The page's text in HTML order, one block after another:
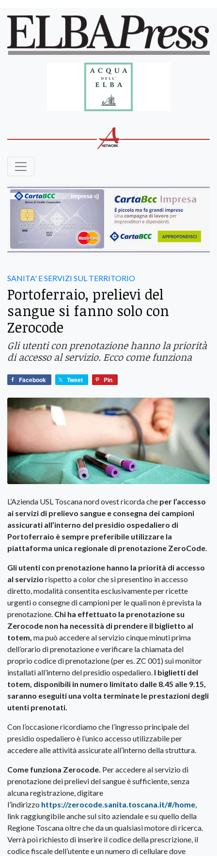
SANITA' E SERVIZI SUL TERRITORIO
Portoferraio, prelievi del
sangue si fanno solo con
Zerocode
Gli utenti con prenotazione hanno la priorità
di accesso al servizio. Ecco come funziona
Facebook Tweet Pin
L’Azienda USL Toscana nord ovest ricorda che per l’accesso
ai servizi di prelievo sangue e consegna dei campioni
assicurati all’interno del presidio ospedaliero di
Portoferraio è sempre preferibile utilizzare la
piattaforma unica regionale di prenotazione ZeroCode
Gli utenti con prenotazione hanno la priorità di accesso
al servizio rispetto a color che si presentino in accesso
diretto, modalità consentita esclusivamente per ricette
urgenti o consegne di campioni per le quali non è prevista la
prenotazione. Chi ha effettuato la prenotazione su
Zerocode non ha necessità di prendere il biglietto al
totem, ma può accedere al servizio cinque minuti prima
dell’orario di prenotazione e verificare la chiamata del
proprio codice di prenotazione (per es. ZC 001) sui monitor
installati all’interno del presidio ospedaliero. I biglietti del
totem, disponibili in numero limitato dalle 8.45 alle 9.15,
saranno eseguiti una volta terminate le prestazioni degli
utenti prenotati.
Con l’occasione ricordiamo che l’ingresso principale del
presidio ospedaliero è l’unico accesso utilizzabile per
accedere alle attività assicurate all’interno della struttura.
Come funziona Zerocode. Per accedere al servizio di
prenotazione dei prelievi del sangue è sufficiente, senza
alcuna registrazione, digitare
l’indirizzo https://zerocode.sanita.toscana.it/#/home
link raggiungibile anche sul sito aziendale e su quello della
Regione Toscana oltre che da un qualsiasi motore di ricerca.
Verrà poi richiesto di inserire il codice della prescrizione, il
codice fiscale dell’utente e un numero di cellulare dove